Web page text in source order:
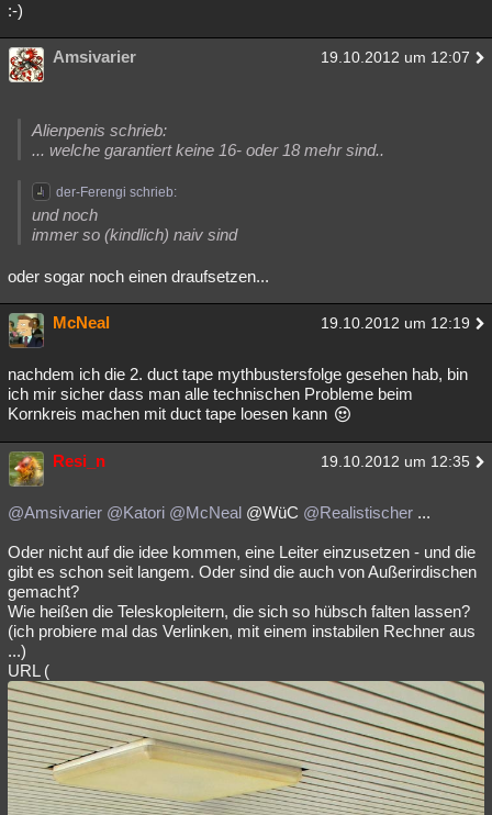
:-)
Amsivarier 19.10.2012 um 12:07
Alienpenis schrieb:
... welche garantiert keine 16- oder 18 mehr sind..
der-Ferengi schrieb:
und noch
immer so (kindlich) naiv sind
oder sogar noch einen draufsetzen...
McNeal 19.10.2012 um 12:19
nachdem ich die 2. duct tape mythbustersfolge gesehen hab, bin
ich mir sicher dass man alle technischen Probleme beim
Kornkreis machen mit duct tape loesen kann
Resi_n 19.10.2012 um 12:35
@Amsivarier @Katori @McNeal @WüC @Realistischer ...
Oder nicht auf die idee kommen, eine Leiter einzusetzen - und die
gibt es schon seit langem. Oder sind die auch von Außerirdischen
gemacht?
Wie heißen die Teleskopleitern, die sich so hübsch falten lassen?
(ich probiere mal das Verlinken, mit einem instabilen Rechner aus
...)
URL (